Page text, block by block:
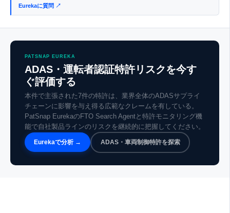
Eurekaに質問 ↗
PATSNAP EUREKA
ADAS・運転者認証特許リスクを今す
ぐ評価する
本件で主張された7件の特許は、業界全体のADASサプライ
チェーンに影響を与え得る広範なクレームを有している。
PatSnap EurekaのFTO Search Agentと特許モニタリング機
能で自社製品ラインのリスクを継続的に把握してください。
Eurekaで分析 → ADAS・車両制御特許を探索